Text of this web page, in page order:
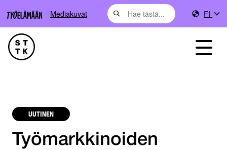
Mediakuvat FI
UUTINEN
Työmarkkinoiden